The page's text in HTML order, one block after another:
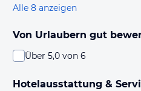
Alle 8 anzeigen
Von Urlaubern gut
Über 5,0 von 6
Hotelausstattung &